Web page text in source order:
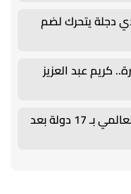
دجلة يتحرك لضم
كريم عبد العزيز
شيرين عبد الوهاب تتصدر الترند العالمي بـ 17 دولة بعد